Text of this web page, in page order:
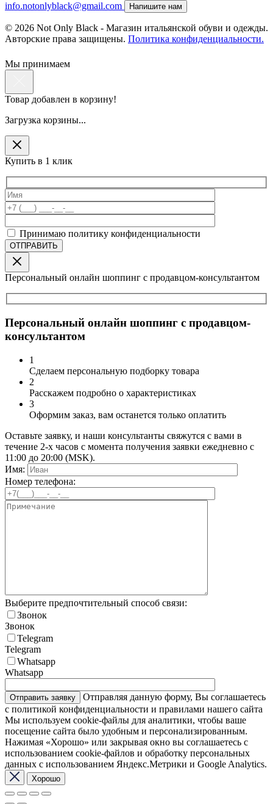
info.notonlyblack@gmail.com Напишите нам
© 2026 Not Only Black - Магазин итальянской обуви и одежды.
Авторские права защищены. Политика конфиденциальности.
Мы принимаем
Товар добавлен в корзину!
Загрузка корзины...
Купить в 1 клик
Принимаю политику конфиденциальности
Персональный онлайн шоппинг с продавцом-консультантом
Персональный онлайн шоппинг с продавцом-
консультантом
1
Сделаем персональную подборку товара
2
Расскажем подробно о характеристиках
3
Оформим заказ, вам останется только оплатить
Оставьте заявку, и наши консультанты свяжутся с вами в
течение 2-х часов с момента получения заявки ежедневно с
11:00 до 20:00 (MSK).
Имя:
Номер телефона:
Выберите предпочтительный способ связи:
Звонок
Звонок
Telegram
Telegram
Whatsapp
Whatsapp
Отправляя данную форму, Вы соглашаетесь
с политикой конфиденциальности и правилами нашего сайта
Мы используем cookie-файлы для аналитики, чтобы ваше
посещение сайта было удобным и персонализированным.
Нажимая «Хорошо» или закрывая окно вы соглашаетесь с
использованием cookie-файлов и обработку персональных
данных с использованием Яндекс.Метрики и Google Analytics.
Хорошо